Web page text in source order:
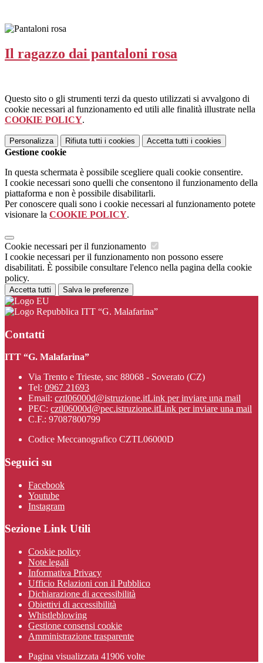
Il ragazzo dai pantaloni rosa
Questo sito o gli strumenti terzi da questo utilizzati si avvalgono di
cookie necessari al funzionamento ed utili alle finalità illustrate nella
COOKIE POLICY.
Personalizza Rifiuta tutti i cookies Accetta tutti i cookies
Gestione cookie
In questa schermata è possibile scegliere quali cookie consentire.
I cookie necessari sono quelli che consentono il funzionamento della
piattaforma e non è possibile disabilitarli.
Per conoscere quali sono i cookie necessari al funzionamento potete
visionare la COOKIE POLICY.
Cookie necessari per il funzionamento
I cookie necessari per il funzionamento non possono essere
disabilitati. È possibile consultare l'elenco nella pagina della cookie
policy.
Accetta tutti Salva le preferenze
ITT “G. Malafarina”
Contatti
ITT “G. Malafarina”
Via Trento e Trieste, snc 88068 - Soverato (CZ)
Tel: 0967 21693
Email: cztl06000d@istruzione.itLink per inviare una mail
PEC: cztl06000d@pec.istruzione.itLink per inviare una mail
C.F.: 97087800799
Codice Meccanografico CZTL06000D
Seguici su
Facebook
Youtube
Instagram
Sezione Link Utili
Cookie policy
Note legali
Informativa Privacy
Ufficio Relazioni con il Pubblico
Dichiarazione di accessibilità
Obiettivi di accessibilità
Whistleblowing
Gestione consensi cookie
Amministrazione trasparente
Pagina visualizzata 41906 volte